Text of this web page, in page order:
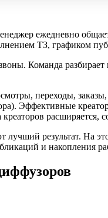
ежедневно
ТЗ, графиком
Команда
переходы,
Эффективные
расширяется,
результат. На
и накопления